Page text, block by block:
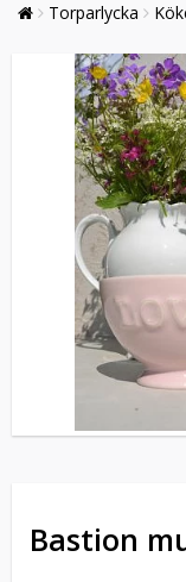
Torparlycka
Bastion